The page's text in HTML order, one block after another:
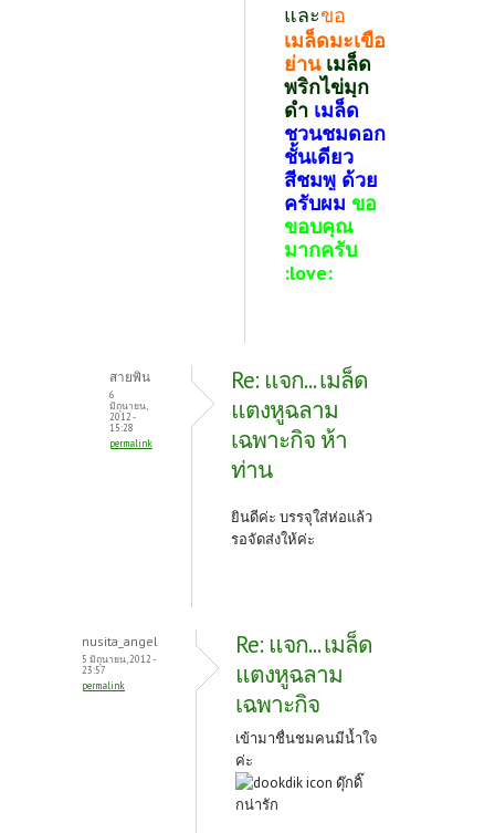
และขอ
เมล็ดมะเขือ
ย่าน เมล็ด
พริกไข่มุก
ดำ เมล็ด
ชวนชมดอก
ชั้นเดียว
สีชมพู ด้วย
ครับผม ขอ
ขอบคุณ
มากครับ
:love:
สายพิน
6
มิถุนายน,
2012 -
15:28
permalink
Re: แจก... เมล็ด
แตงหูฉลาม
เฉพาะกิจ ห้า
ท่าน
ยินดีค่ะ บรรจุใส่ห่อแล้ว
รอจัดส่งให้ค่ะ
nusita_angel
5 มิถุนายน, 2012 -
23:57
permalink
Re: แจก... เมล็ด
แตงหูฉลาม
เฉพาะกิจ
เข้ามาชื่นชมคนมีน้ำใจ
ค่ะ